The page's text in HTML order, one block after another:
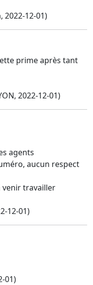
2022-12-01)
prime après tant
2022-12-01)
agents
aucun respect
travailler
12-01)
01)